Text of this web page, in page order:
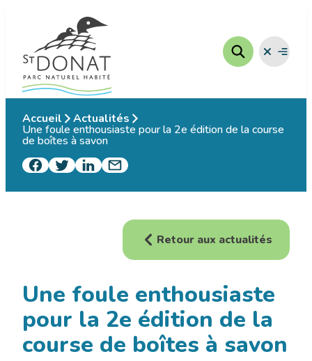
contenu
Fermer
le
Ouvrir
le
Accueil Actualités
Une foule enthousiaste pour la 2e édition de la course
de boîtes à savon
Retour aux actualités
Une foule enthousiaste
pour la 2e édition de la
course de boîtes à savon